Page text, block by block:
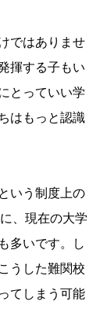
ではありませ
揮する子もい
とっていい学
はもっと認識
いう制度上の
、現在の大学
多いです。し
うした難関校
てしまう可能